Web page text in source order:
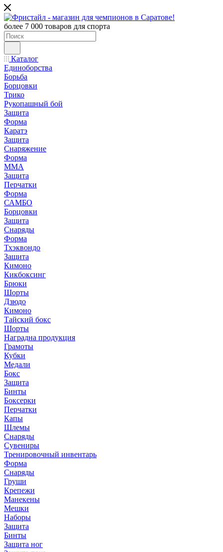
более 7 000 товаров для спорта
Каталог
Единоборства
Борьба
Борцовки
Трико
Рукопашный бой
Защита
Форма
Каратэ
Защита
Снаряжение
Форма
ММА
Защита
Перчатки
Форма
САМБО
Борцовки
Защита
Снаряды
Форма
Тхэквондо
Защита
Кимоно
Кикбоксинг
Брюки
Шорты
Дзюдо
Кимоно
Тайский бокс
Шорты
Наградна продукция
Грамоты
Кубки
Медали
Бокс
Защита
Бинты
Боксерки
Перчатки
Капы
Шлемы
Снаряды
Сувениры
Тренировочный инвентарь
Форма
Снаряды
Груши
Крепежи
Манекены
Мешки
Наборы
Защита
Бинты
Защита ног